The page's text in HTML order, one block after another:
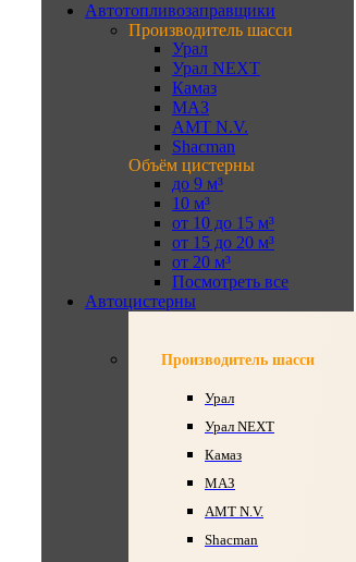
Автотопливозаправщики
Производитель шасси
Урал
Урал NEXT
Камаз
МАЗ
AMT N.V.
Shacman
Объём цистерны
до 9 м³
10 м³
от 10 до 15 м³
от 15 до 20 м³
от 20 м³
Посмотреть все
Автоцистерны
Производитель шасси
Урал
Урал NEXT
Камаз
МАЗ
AMT N.V.
Shacman